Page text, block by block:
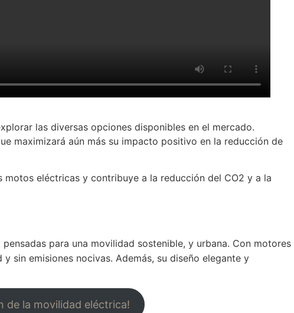
las diversas opciones disponibles en el mercado.
maximizará aún más su impacto positivo en la reducción de
eléctricas y contribuye a la reducción del CO2 y a la
para una movilidad sostenible, y urbana. Con motores
sin emisiones nocivas. Además, su diseño elegante y
de la movilidad eléctrica!